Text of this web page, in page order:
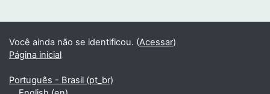
Você ainda não se identificou. (Acessar)
Página inicial
Português - Brasil ‎(pt_br)‎